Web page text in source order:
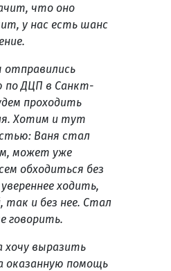
что оно
у нас есть шанс
отправились
по ДЦП в Санкт-
проходить
Хотим и тут
Ваня стал
может уже
обходиться без
ходить,
так и без нее. Стал
говорить.
хочу выразить
оказанную помощь